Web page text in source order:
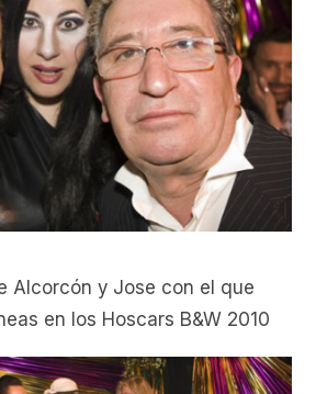
Alcorcón y Jose con el que
en los Hoscars B&W 2010